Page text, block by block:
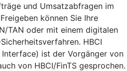
und Umsatzabfragen im
können Sie Ihre
TAN oder mit einem digitalen
HBCI
ist der Vorgänger von
von HBCI/FinTS gesprochen.